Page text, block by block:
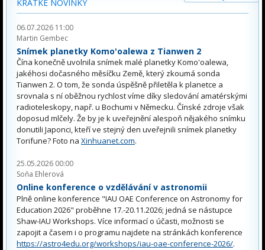
KRÁTKÉ NOVINKY
06.07.2026 11:00
Martin Gembec
Snímek planetky Komo'oalewa z Tianwen 2
Čína konečně uvolnila snímek malé planetky Komo'oalewa,
jakéhosi dočasného měsíčku Země, který zkoumá sonda
Tianwen 2. O tom, že sonda úspěšně přiletěla k planetce a
srovnala s ní oběžnou rychlost víme díky sledování amatérskými
radioteleskopy, např. u Bochumi v Německu. Čínské zdroje však
doposud mlčely. Že by je k uveřejnění alespoň nějakého snímku
donutili Japonci, kteří ve stejný den uveřejnili snímek planetky
Torifune? Foto na Xinhuanet.com.
25.05.2026 00:00
Soňa Ehlerová
Online konference o vzdělávání v astronomii
Plně online konference "IAU OAE Conference on Astronomy for
Education 2026" proběhne 17.-20.11.2026; jedná se nástupce
Shaw-IAU Workshops. Více informací o účasti, možnosti se
zapojit a časem i o programu najdete na stránkách konference
https://astro4edu.org/workshops/iau-oae-conference-2026/.